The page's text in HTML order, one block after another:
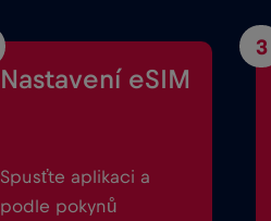
Nastavení eSIM
Spusťte aplikaci a
podle pokynů
3